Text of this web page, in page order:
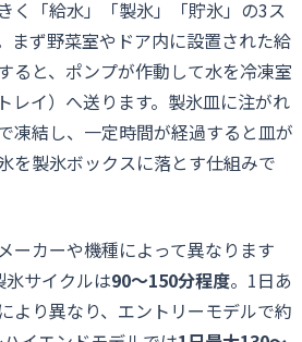
く「給水」「製氷」「貯氷」の3ス
まず野菜室やドア内に設置された給
ると、ポンプが作動して水を冷凍室
レイ）へ送ります。製氷皿に注がれ
凍結し、一定時間が経過すると皿が
を製氷ボックスに落とす仕組みで
ーカーや機種によって異なります
サイクルは90〜150分程度。1日あ
より異なり、エントリーモデルで約